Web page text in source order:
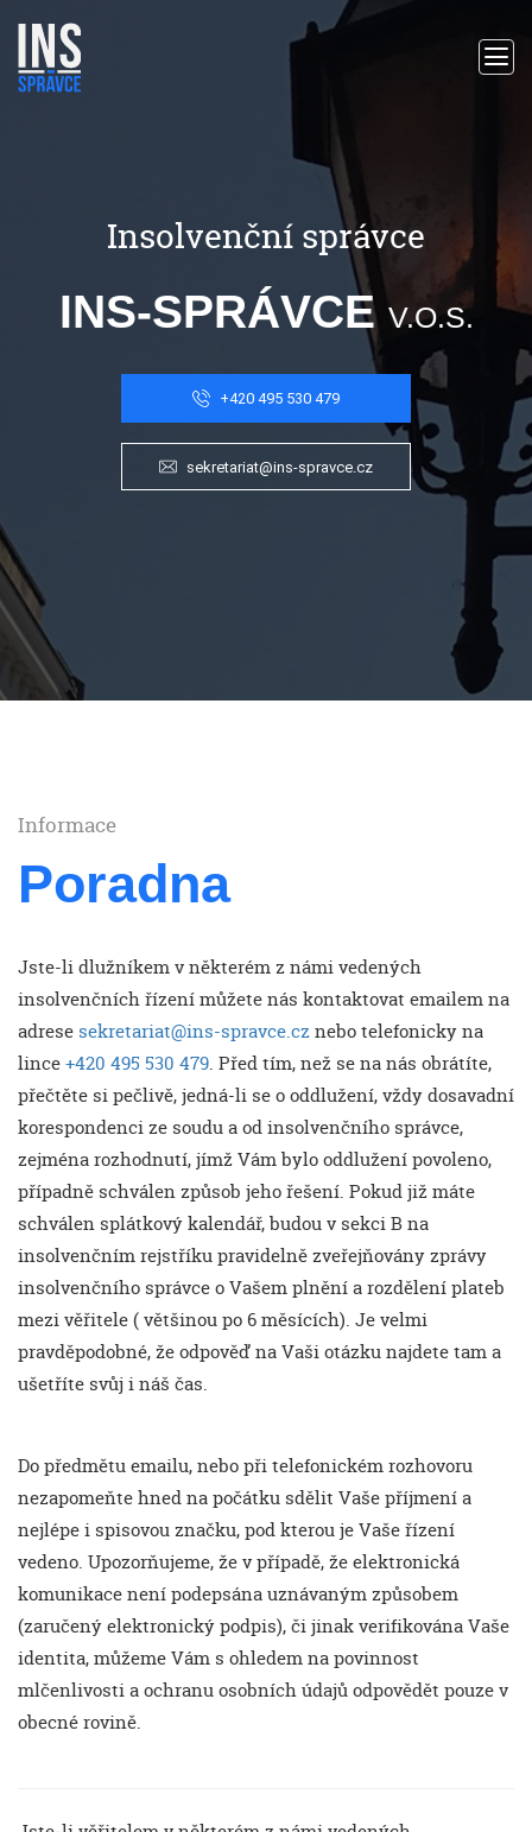
Insolvenční správce
INS-SPRÁVCE V.O.S.
+420 495 530 479
sekretariat@ins-spravce.cz
Informace
Poradna
Jste-li dlužníkem v některém z námi vedených
insolvenčních řízení můžete nás kontaktovat emailem na
adrese sekretariat@ins-spravce.cz nebo telefonicky na
lince+420 495 530 479. Před tím, než se na nás obrátíte,
přečtěte si pečlivě, jedná-li se o oddlužení, vždy dosavadní
korespondenci ze soudu a od insolvenčního správce,
zejména rozhodnutí, jímž Vám bylo oddlužení povoleno,
případně schválen způsob jeho řešení. Pokud již máte
schválen splátkový kalendář, budou v sekci B na
insolvenčním rejstříku pravidelně zveřejňovány zprávy
insolvenčního správce o Vašem plnění a rozdělení plateb
mezi věřitele ( většinou po 6 měsících). Je velmi
pravděpodobné, že odpověď na Vaši otázku najdete tam a
ušetříte svůj i náš čas.
Do předmětu emailu, nebo při telefonickém rozhovoru
nezapomeňte hned na počátku sdělit Vaše příjmení a
nejlépe i spisovou značku, pod kterou je Vaše řízení
vedeno. Upozorňujeme, že v případě, že elektronická
komunikace není podepsána uznávaným způsobem
(zaručený elektronický podpis), či jinak verifikována Vaše
identita, můžeme Vám s ohledem na povinnost
mlčenlivosti a ochranu osobních údajů odpovědět pouze v
obecné rovině.